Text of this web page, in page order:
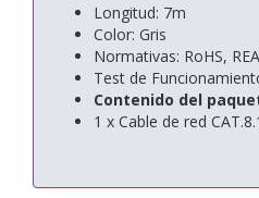
Longitud: 7m
Color: Gris
Normativas: RoHS,
Test de
Contenido del
1 x Cable de red